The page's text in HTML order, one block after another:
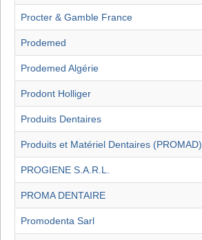
Procter & Gamble France
Prodemed
Prodemed Algérie
Prodont Holliger
Produits Dentaires
Produits et Matériel Dentaires (PROMAD)
PROGIENE S.A.R.L.
PROMA DENTAIRE
Promodenta Sarl